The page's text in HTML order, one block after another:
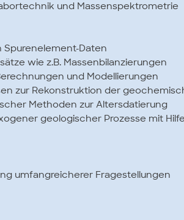
und Massenspektrometrie
Spurenelement-Daten
wie z.B. Massenbilanzierungen
und Modellierungen
zur Rekonstruktion der
Methoden zur Altersdatierung
geologischer Prozesse mit
umfangreicherer Fragestellungen